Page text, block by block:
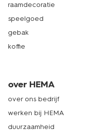
raamdecoratie
speelgoed
gebak
koffie
over HEMA
over ons bedrijf
werken bij HEMA
duurzaamheid